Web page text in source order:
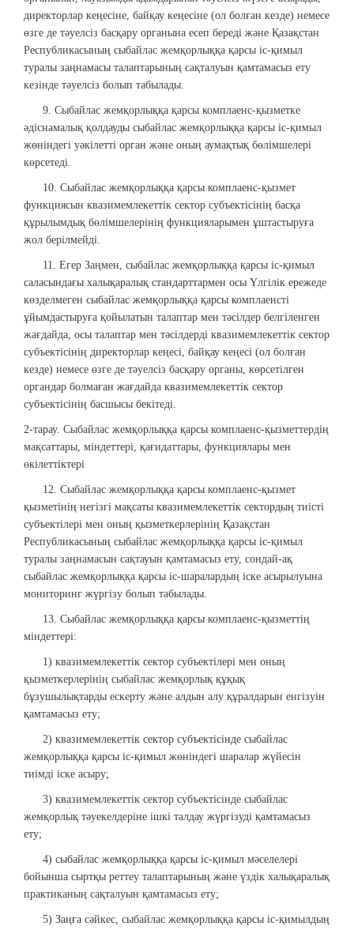
директорлар кеңесіне, байқау кеңесіне (ол болған кезде) немесе
өзге де тәуелсіз басқару органына есеп береді және Қазақстан
Республикасының сыбайлас жемқорлыққа қарсы іс-қимыл
туралы заңнамасы талаптарының сақталуын қамтамасыз ету
кезінде тәуелсіз болып табылады.
9. Сыбайлас жемқорлыққа қарсы комплаенс-қызметке
әдіснамалық қолдауды сыбайлас жемқорлыққа қарсы іс-қимыл
жөніндегі уәкілетті орган және оның аумақтық бөлімшелері
көрсетеді.
10. Сыбайлас жемқорлыққа қарсы комплаенс-қызмет
функциясын квазимемлекеттік сектор субъектісінің басқа
құрылымдық бөлімшелерінің функцияларымен ұштастыруға
жол берілмейді.
11. Егер Заңмен, сыбайлас жемқорлыққа қарсы іс-қимыл
саласындағы халықаралық стандарттармен осы Үлгілік ережеде
көзделмеген сыбайлас жемқорлыққа қарсы комплаенсті
ұйымдастыруға қойылатын талаптар мен тәсілдер белгіленген
жағдайда, осы талаптар мен тәсілдерді квазимемлекеттік сектор
субъектісінің директорлар кеңесі, байқау кеңесі (ол болған
кезде) немесе өзге де тәуелсіз басқару органы, көрсетілген
органдар болмаған жағдайда квазимемлекеттік сектор
субъектісінің басшысы бекітеді.
2-тарау. Сыбайлас жемқорлыққа қарсы комплаенс-қызметтердің
мақсаттары, міндеттері, қағидаттары, функциялары мен
өкілеттіктері
12. Сыбайлас жемқорлыққа қарсы комплаенс-қызмет
қызметінің негізгі мақсаты квазимемлекеттік сектордың тиісті
субъектілері мен оның қызметкерлерінің Қазақстан
Республикасының сыбайлас жемқорлыққа қарсы іс-қимыл
туралы заңнамасын сақтауын қамтамасыз ету, сондай-ақ
сыбайлас жемқорлыққа қарсы іс-шаралардың іске асырылуына
мониторинг жүргізу болып табылады.
13. Сыбайлас жемқорлыққа қарсы комплаенс-қызметтің
міндеттері:
1) квазимемлекеттік сектор субъектілері мен оның
қызметкерлерінің сыбайлас жемқорлық құқық
бұзушылықтарды ескерту және алдын алу құралдарын енгізуін
қамтамасыз ету;
2) квазимемлекеттік сектор субъектісінде сыбайлас
жемқорлыққа қарсы іс-қимыл жөніндегі шаралар жүйесін
тиімді іске асыру;
3) квазимемлекеттік сектор субъектісінде сыбайлас
жемқорлық тәуекелдеріне ішкі талдау жүргізуді қамтамасыз
ету;
4) сыбайлас жемқорлыққа қарсы іс-қимыл мәселелері
бойынша сыртқы реттеу талаптарының және үздік халықаралық
практиканың сақталуын қамтамасыз ету;
5) Заңға сәйкес, сыбайлас жемқорлыққа қарсы іс-қимылдың